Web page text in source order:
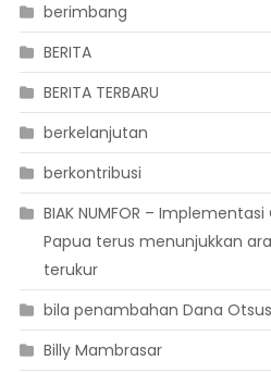
berimbang
BERITA
BERITA TERBARU
berkelanjutan
berkontribusi
BIAK NUMFOR –
Papua terus menunjukkan
terukur
bila penambahan Dana
Billy Mambrasar